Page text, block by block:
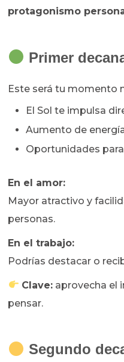
protagonismo
Primer
Este será tu momento
El Sol te impulsa
Aumento de
Oportunidades
En el amor:
Mayor atractivo y
personas.
En el trabajo:
Podrías destacar o
Clave:aprovecha el
pensar.
Segundo